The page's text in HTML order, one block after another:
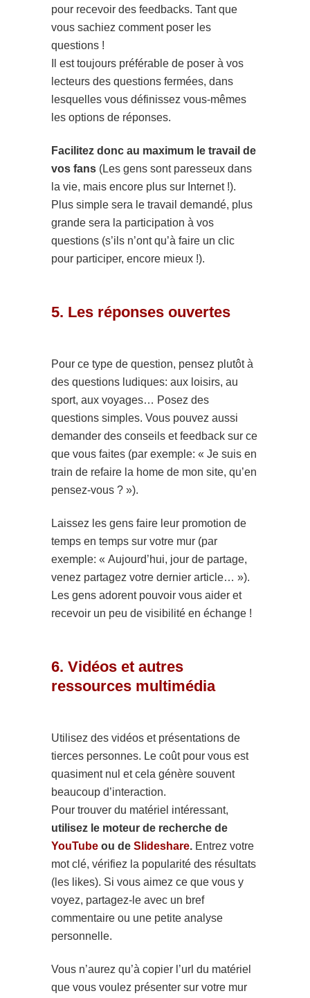
pour recevoir des feedbacks. Tant que
vous sachiez comment poser les
questions !
Il est toujours préférable de poser à vos
lecteurs des questions fermées, dans
lesquelles vous définissez vous-mêmes
les options de réponses.
Facilitez donc au maximum le travail de
vos fans (Les gens sont paresseux dans
la vie, mais encore plus sur Internet !).
Plus simple sera le travail demandé, plus
grande sera la participation à vos
questions (s’ils n’ont qu’à faire un clic
pour participer, encore mieux !).
5. Les réponses ouvertes
Pour ce type de question, pensez plutôt à
des questions ludiques: aux loisirs, au
sport, aux voyages… Posez des
questions simples. Vous pouvez aussi
demander des conseils et feedback sur ce
que vous faites (par exemple: « Je suis en
train de refaire la home de mon site, qu’en
pensez-vous ? »).
Laissez les gens faire leur promotion de
temps en temps sur votre mur (par
exemple: « Aujourd’hui, jour de partage,
venez partagez votre dernier article… »).
Les gens adorent pouvoir vous aider et
recevoir un peu de visibilité en échange !
6. Vidéos et autres
ressources multimédia
Utilisez des vidéos et présentations de
tierces personnes. Le coût pour vous est
quasiment nul et cela génère souvent
beaucoup d’interaction.
Pour trouver du matériel intéressant,
utilisez le moteur de recherche de
YouTube ou de Slideshare. Entrez votre
mot clé, vérifiez la popularité des résultats
(les likes). Si vous aimez ce que vous y
voyez, partagez-le avec un bref
commentaire ou une petite analyse
personnelle.
Vous n’aurez qu’à copier l’url du matériel
que vous voulez présenter sur votre mur